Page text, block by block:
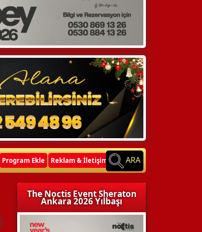
Program Ekle Reklam & İletişim ARA
The Noctis Event Sheraton
Ankara 2026 Yılbaşı